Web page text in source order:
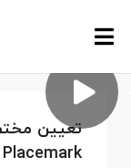
تعیین
Placemark (لایه نقطه ای)